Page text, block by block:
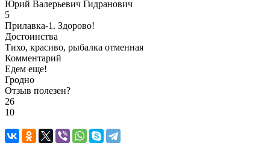
Юрий Валерьевич Гидранович
5
Прилавка-1. Здорово!
Достоинства
Тихо, красиво, рыбалка отменная
Комментарий
Едем еще!
Гродно
Отзыв полезен?
26
10